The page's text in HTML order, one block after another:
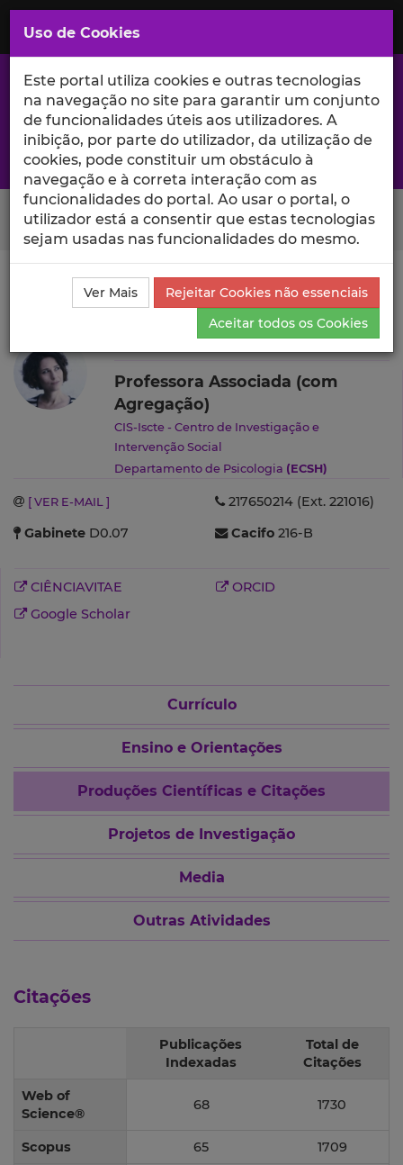
Saltar
para
Conteúdo
Principal
A excelência da investigação e ciência no Iscte
Search Button
Ciência_Iscte Autores Marília Prada
Produções
Científicas e Citações
Marília Prada
Professora Associada (com
Agregação)
CIS-Iscte - Centro de Investigação e
Intervenção Social
Departamento de Psicologia (ECSH)
[ VER E-MAIL ]
217650214 (Ext. 221016)
Gabinete D0.07 Cacifo 216-B
CIÊNCIAVITAE
ORCID
Google Scholar
Currículo
Ensino e Orientações
Produções Científicas e Citações
Projetos de Investigação
Media
Outras Atividades
Citações
Publicações
Indexadas
Total de
Citações
Web of
Science®
68 1730
Scopus 65 1709
Uso de Cookies
Este portal utiliza cookies e outras tecnologias
na navegação no site para garantir um conjunto
de funcionalidades úteis aos utilizadores. A
inibição, por parte do utilizador, da utilização de
cookies, pode constituir um obstáculo à
navegação e à correta interação com as
funcionalidades do portal. Ao usar o portal, o
utilizador está a consentir que estas tecnologias
sejam usadas nas funcionalidades do mesmo.
Ver Mais
Rejeitar Cookies não essenciais
Aceitar todos os Cookies